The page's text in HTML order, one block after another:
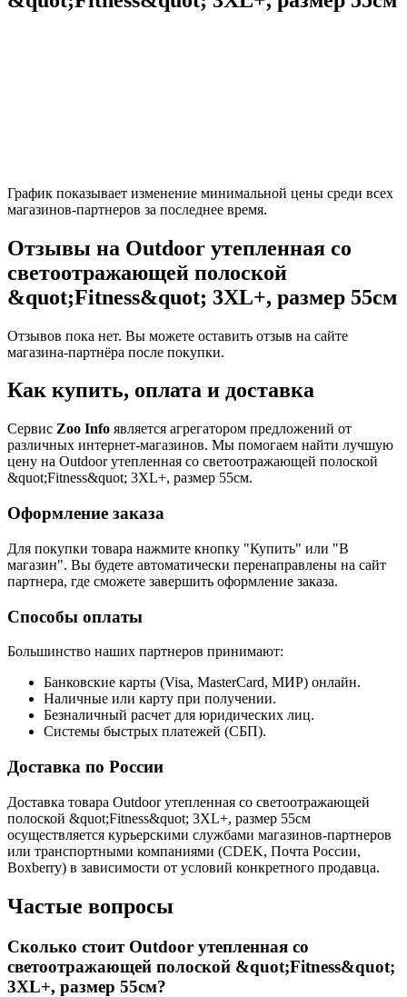
График показывает изменение минимальной цены среди всех
магазинов-партнеров за последнее время.
Отзывы на Outdoor утепленная со
светоотражающей полоской
&quot;Fitness&quot; 3XL+, размер 55см
Отзывов пока нет. Вы можете оставить отзыв на сайте
магазина-партнёра после покупки.
Как купить, оплата и доставка
Сервис Zoo Info является агрегатором предложений от
различных интернет-магазинов. Мы помогаем найти лучшую
цену на Outdoor утепленная со светоотражающей полоской
&quot;Fitness&quot; 3XL+, размер 55см.
Оформление заказа
Для покупки товара нажмите кнопку "Купить" или "В
магазин". Вы будете автоматически перенаправлены на сайт
партнера, где сможете завершить оформление заказа.
Способы оплаты
Большинство наших партнеров принимают:
Банковские карты (Visa, MasterCard, МИР) онлайн.
Наличные или карту при получении.
Безналичный расчет для юридических лиц.
Системы быстрых платежей (СБП).
Доставка по России
Доставка товара Outdoor утепленная со светоотражающей
полоской &quot;Fitness&quot; 3XL+, размер 55см
осуществляется курьерскими службами магазинов-партнеров
или транспортными компаниями (CDEK, Почта России,
Boxberry) в зависимости от условий конкретного продавца.
Частые вопросы
Сколько стоит Outdoor утепленная со
светоотражающей полоской &quot;Fitness&quot;
3XL+, размер 55см?